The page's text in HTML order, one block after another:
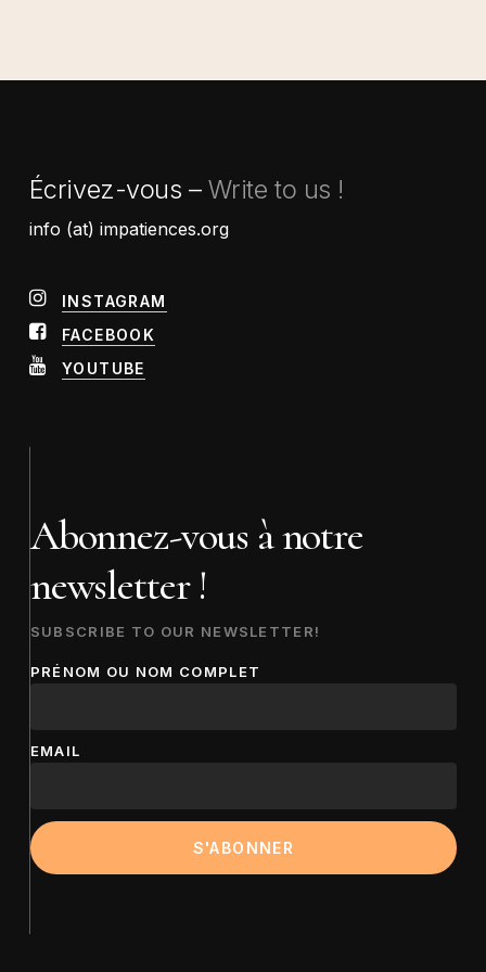
Écrivez-vous – Write to us !
info (at) impatiences.org
INSTAGRAM
FACEBOOK
YOUTUBE
Abonnez-vous à notre
newsletter !
SUBSCRIBE TO OUR NEWSLETTER!
PRÉNOM OU NOM COMPLET
EMAIL